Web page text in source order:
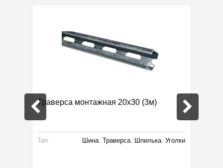
Траверса монтажная 20х30 (3м)
Тип : Шина. Траверса. Шпилька. Уголки